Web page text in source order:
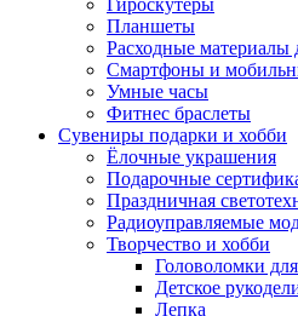
Гироскутеры
Планшеты
Расходные материалы
Смартфоны и
Умные часы
Фитнес браслеты
Сувениры подарки и хобби
Ёлочные украшения
Подарочные
Праздничная
Радиоуправляемые
Творчество и хобби
Головоломки
Детское
Лепка